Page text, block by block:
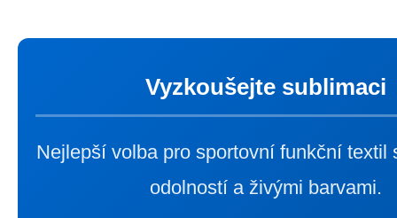
Vyzkoušejte sublimaci
Nejlepší volba pro sportovní funkční textil
odolností a živými barvami.